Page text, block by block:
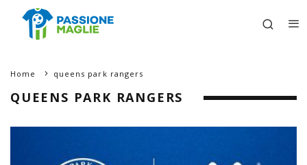
Home queens park rangers
QUEENS PARK RANGERS